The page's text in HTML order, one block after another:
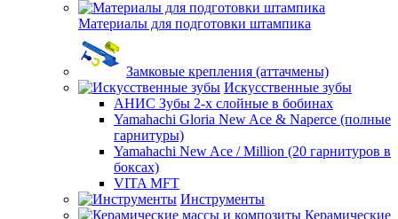
Материалы для подготовки штампика
Замковые крепления (аттачмены)
Искусственные зубы
АНИС Зубы 2-х слойные в бобинах
Yamahachi Gloria New Ace & Naperce (полные
гарнитуры)
Yamahachi New Ace / Million (20 гарнитуров в
боксах)
VITA MFT
Инструменты
Керамические